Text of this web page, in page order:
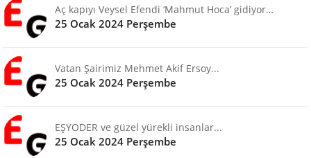
Aç kapıyı Veysel Efendi ‘Mahmut Hoca’ gidiyor…
25 Ocak 2024 Perşembe
Vatan Şairimiz Mehmet Akif Ersoy...
25 Ocak 2024 Perşembe
EŞYODER ve güzel yürekli insanlar...
25 Ocak 2024 Perşembe